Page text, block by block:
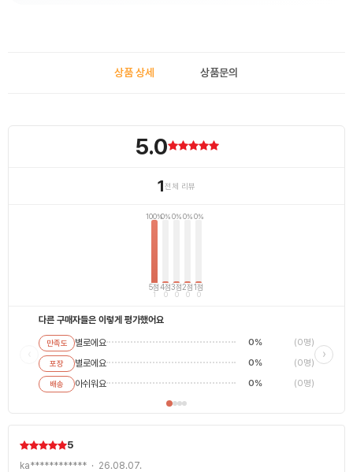
상품 상세 상품문의
5.0
1전체 리뷰
100%
5점
1
0%
4점
0
0%
3점
0
0%
2점
0
0%
1점
0
다른 구매자들은 이렇게 평가했어요
만족도 별로에요 0% (0명)
포장 별로에요 0% (0명)
배송 아쉬워요 0% (0명)
별로에
평범해
›
5
ka************ · 26.08.07.